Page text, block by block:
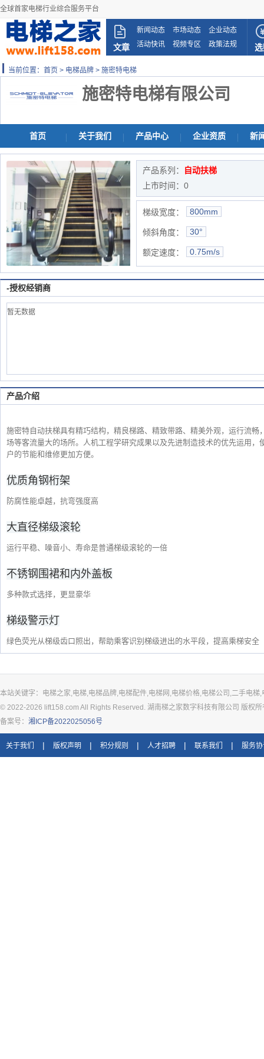
全球首家电梯行业综合服务平台
文章
新闻动态 市场动态
企业动态
活动快讯
视频专区 政策法规
当前位置： 首页 > 电梯品牌 > 施密特电梯
施密特电梯有限公司
首页 关于我们 产品中心 企业资质 新
产品系列：
自动扶梯
上市时间：0
梯级宽度： 800mm
倾斜角度： 30°
额定速度： 0.75m/s
产品款型：
款式1
-授权经销商
暂无数据
产品介绍
施密特自动扶梯具有精巧结构，精良梯路、精致带路、精美外观，运行流
场等客流量大的场所。人机工程学研究成果以及先进制造技术的优先运用
户的节能和维修更加方便。
优质角钢桁架
防腐性能卓越，抗弯强度高
大直径梯级滚轮
运行平稳、噪音小、寿命是普通梯级滚轮的一倍
不锈钢围裙和内外盖板
多种款式选择，更显豪华
梯级警示灯
绿色荧光从梯级齿口照出，帮助乘客识别梯级进出的水平段，提高乘梯安全
本站关键字：电梯之家,电梯,电梯品牌,电梯配件,电梯网,电梯价格,电梯公司,二手电梯
© 2022-2026 lift158.com All Rights Reserved. 湖南梯之家数字科技有限公司 版权所
备案号： 湘ICP备2022025056号
关于我们 | 版权声明 | 积分规则 | 人才招聘 | 联系我们 | 服务